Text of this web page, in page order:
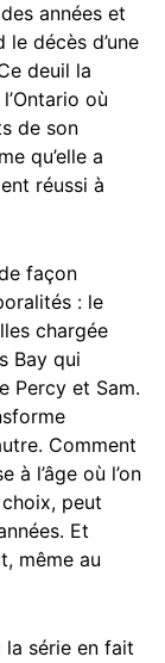
années et
décès d’une
deuil la
où
de son
qu’elle a
réussi à
façon
: le
chargée
Bay qui
Percy et Sam.
Comment
à l’âge où l’on
peut
Et
même au
la série en fait